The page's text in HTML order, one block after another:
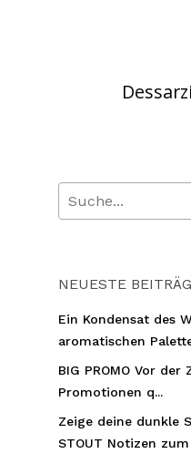
NEUESTE
Ein Kondensat des
aromatischen
BIG PROMO Vor
Promotionen q...
Zeige deine dunkle
STOUT Notizen zum